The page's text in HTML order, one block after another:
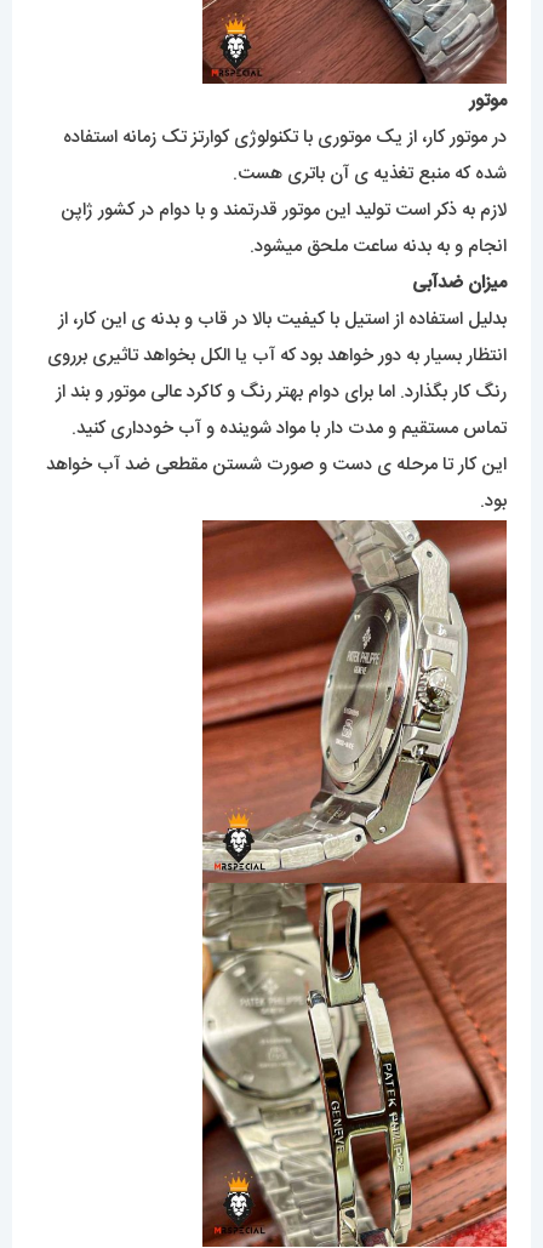
موتور
در موتور کار، از یک موتوری با تکنولوژی کوارتز تک زمانه استفاده
شده که منبع تغذیه ی آن باتری هست.
لازم به ذکر است تولید این موتور قدرتمند و با دوام در کشور ژاپن
انجام و به بدنه ساعت ملحق میشود.
میزان ضدآبی
بدلیل استفاده از استیل با کیفیت بالا در قاب و بدنه ی این کار، از
انتظار بسیار به دور خواهد بود که آب یا الکل بخواهد تاثیری برروی
رنگ کار بگذارد. اما برای دوام بهتر رنگ و کاکرد عالی موتور و بند از
تماس مستقیم و مدت دار با مواد شوینده و آب خودداری کنید.
این کار تا مرحله ی دست و صورت شستن مقطعی ضد آب خواهد
بود.